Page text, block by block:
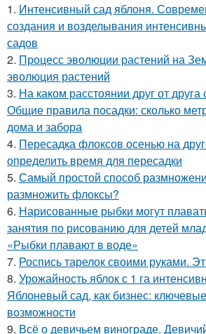
1. Интенсивный сад яблоня.
создания и возделывания
садов
2. Процесс эволюции растений на
эволюция растений
3. На каком расстоянии друг от друга
Общие правила посадки: сколько
дома и забора
4. Пересадка флоксов осенью на
определить время для пересадки
5. Самый простой способ
размножить флоксы?
6. Нарисованные рыбки могут
занятия по рисованию для детей
«Рыбки плавают в воде»
7. Роспись тарелок своими руками.
8. Урожайность яблок с 1 га
Яблоневый сад, как бизнес:
возможности
9. Всё о девичьем винограде.